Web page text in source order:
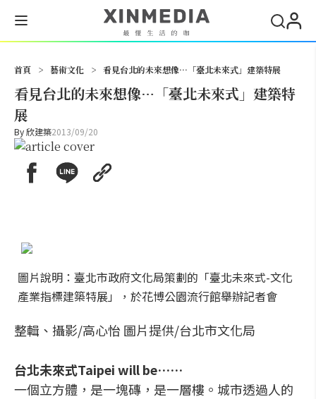
首頁 > 藝術文化 > 看見台北的未來想像…「臺北未來式」建築特展
看見台北的未來想像…「臺北未來式」建築特
展
By欣建築2013/09/20
圖片說明：臺北市政府文化局策劃的「臺北未來式-文化
產業指標建築特展」，於花博公園流行館舉辦記者會
整輯、攝影/高心怡 圖片提供/台北市文化局
台北未來式Taipei will be……
一個立方體，是一塊磚，是一層樓。城市透過人的